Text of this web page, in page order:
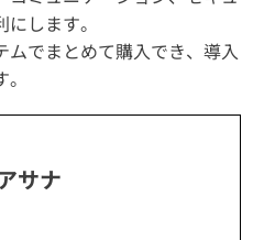
します。
ムでまとめて購入でき、導入
サナ